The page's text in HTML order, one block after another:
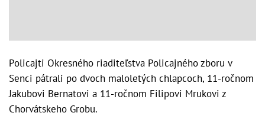
Policajti Okresného riaditeľstva Policajného zboru v
Senci pátrali po dvoch maloletých chlapcoch, 11-ročnom
Jakubovi Bernatovi a 11-ročnom Filipovi Mrukovi z
Chorvátskeho Grobu.